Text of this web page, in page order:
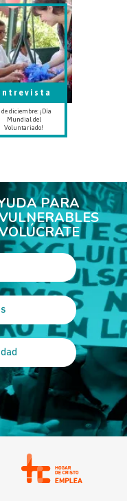
de diciembre: ¡Día
Mundial del
Voluntariado!
PARA